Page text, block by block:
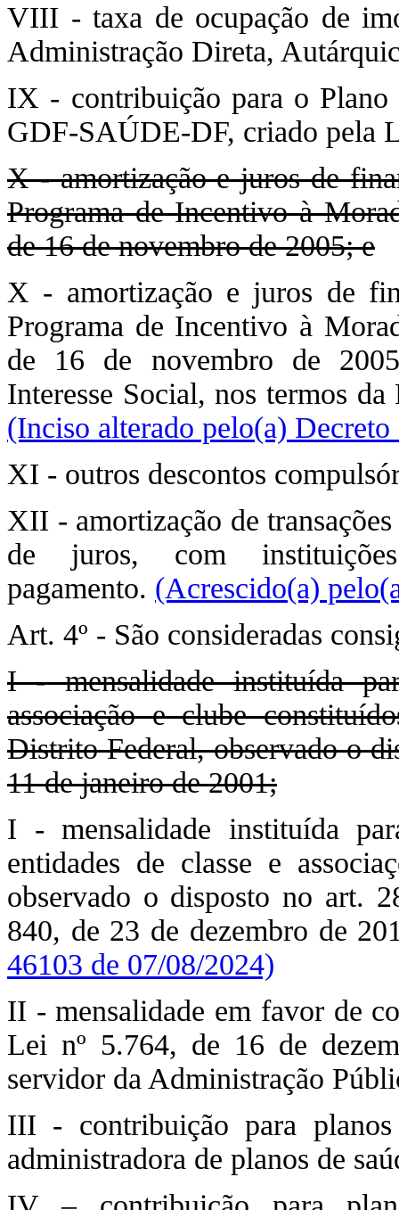
VIII - taxa de ocupação de
Administração Direta,
IX - contribuição para o Plano
GDF-SAÚDE-DF, criado pela
X - amortização e juros de
Programa de Incentivo à
de 16 de novembro de 2005; e
X - amortização e juros de
Programa de Incentivo à
de 16 de novembro de
Interesse Social, nos termos
(Inciso alterado pelo(a)
XI - outros descontos
XII - amortização de
de juros, com
pagamento. (Acrescido(a)
Art. 4º - São consideradas
I - mensalidade instituída
associação e clube
Distrito Federal, observado o
11 de janeiro de 2001;
I - mensalidade instituída
entidades de classe e
observado o disposto no art.
840, de 23 de dezembro de
46103 de 07/08/2024)
II - mensalidade em favor de
Lei nº 5.764, de 16 de
servidor da Administração
III - contribuição para planos
administradora de planos de